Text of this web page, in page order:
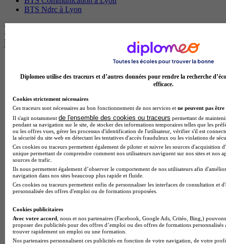
BTS Ndrc à Lyon
Les intitulés de diplôme par alternance
les plus recherchés
BTS Dietetique en alternance
BTS Sp3s en alternance
Master CCA en alternance
BTS Ndrc en alternance
BTS Sam en alternance
Cap Fleuriste en alternance
BTS Sio en alternance
MSc Marketing Digital en alternance
BTS Gpme en alternance
Cap Electricien en alternance
BTS Gpn en alternance
BTS Domotique en alternance
BTS Sta en alternance
BTS Iris en alternance
BTS Tpl en alternance
BTS Ati en alternance
Diplomeo utilise des traceurs et d’autres données pour rendre la recherche
efficace.
Cookies strictement nécessaires
Ces traceurs sont nécessaires au bon fonctionnement de nos services et ne peuvent pas être
Il s'agit notamment de l'ensemble des cookies ou traceurs permettant de
pendant sa navigation sur le site, de stocker des informations temporaires telles que les
ou les offres vues, gérer les processus d'identification de l'utilisateur, vérifier s'il est
la sécurité du site web en détectant les tentatives d'accès frauduleux ou les violations de
Ces cookies ou traceurs permettent également de piloter et suivre les sources d'acquisition
unique permettant de comprendre comment nos utilisateurs naviguent sur nos sites et nos
sources de trafic.
Ils nous permettent également d’observer le comportement de nos utilisateurs afin
navigation dans nos sites beaucoup plus rapide et fluide.
Ces cookies ou traceurs permettent enfin de personnaliser les interfaces de consultation et
personnalisée des offres d'emploi ou de formations proposées.
Cookies publicitaires
Avec votre accord , nous et nos partenaires (Facebook, Google Ads, Critéo, Bing,)
proposer des publicités pour des offres d’emploi ou des offres de formations
trouver rapidement un emploi ou une formation.
Nos partenaires personnalisent ces publicités en fonction de votre navigation, de votre